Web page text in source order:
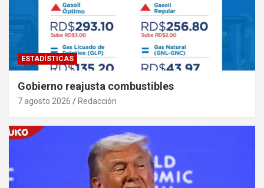
ESTADÍSTICAS
Gobierno reajusta combustibles
7 agosto 2026 Redacción